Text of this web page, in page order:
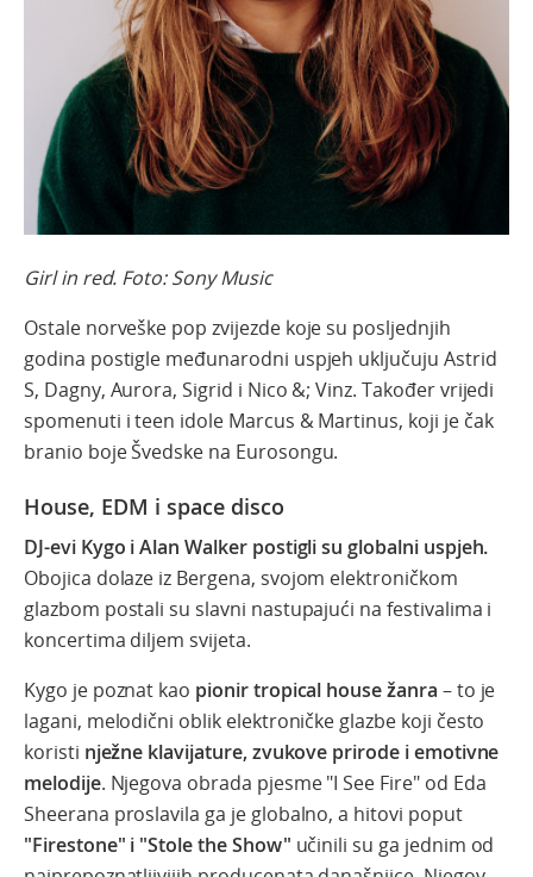
Girl in red. Foto: Sony Music
Ostale norveške pop zvijezde koje su posljednjih
godina postigle međunarodni uspjeh uključuju Astrid
S, Dagny, Aurora, Sigrid i Nico &; Vinz. Također vrijedi
spomenuti i teen idole Marcus & Martinus, koji je čak
branio boje Švedske na Eurosongu.
House, EDM i space disco
DJ-evi Kygo i Alan Walker postigli su globalni uspjeh.
Obojica dolaze iz Bergena, svojom elektroničkom
glazbom postali su slavni nastupajući na festivalima i
koncertima diljem svijeta.
Kygo je poznat kao pionir tropical house žanra – to je
lagani, melodični oblik elektroničke glazbe koji često
koristi nježne klavijature, zvukove prirode i emotivne
melodije. Njegova obrada pjesme "I See Fire" od Eda
Sheerana proslavila ga je globalno, a hitovi poput
"Firestone" i "Stole the Show" učinili su ga jednim od